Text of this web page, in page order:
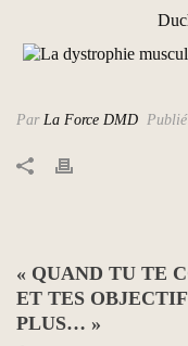
Par La Force DMD Publié
« QUAND TU TE
ET TES
PLUS… »